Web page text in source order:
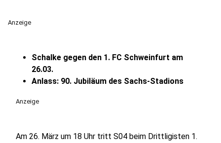
Anzeige
Schalke gegen den 1. FC Schweinfurt am
26.03.
Anlass: 90. Jubiläum des Sachs-Stadions
Anzeige
Am 26. März um 18 Uhr tritt S04 beim Drittligisten 1.